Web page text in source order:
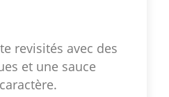
revisités avec des
et une sauce